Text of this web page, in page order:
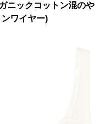
ニックコットン混のや
ワイヤー)